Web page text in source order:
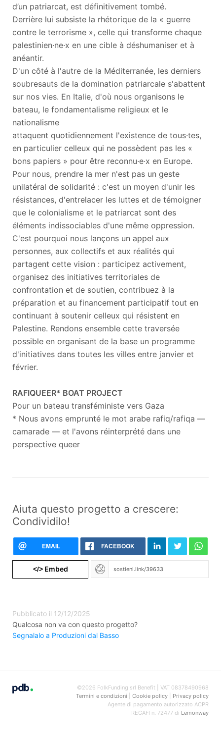
d’un patriarcat, est définitivement tombé.
Derrière lui subsiste la rhétorique de la « guerre
contre le terrorisme », celle qui transforme chaque
palestinien·ne·x en une cible à déshumaniser et à
anéantir.
D'un côté à l'autre de la Méditerranée, les derniers
soubresauts de la domination patriarcale s'abattent
sur nos vies. En Italie, d'où nous organisons le
bateau, le fondamentalisme religieux et le
nationalisme
attaquent quotidiennement l'existence de tous·tes,
en particulier celleux qui ne possèdent pas les «
bons papiers » pour être reconnu·e·x en Europe.
Pour nous, prendre la mer n'est pas un geste
unilatéral de solidarité : c'est un moyen d'unir les
résistances, d'entrelacer les luttes et de témoigner
que le colonialisme et le patriarcat sont des
éléments indissociables d'une même oppression.
C'est pourquoi nous lançons un appel aux
personnes, aux collectifs et aux réalités qui
partagent cette vision : participez activement,
organisez des initiatives territoriales de
confrontation et de soutien, contribuez à la
préparation et au financement participatif tout en
continuant à soutenir celleux qui résistent en
Palestine. Rendons ensemble cette traversée
possible en organisant de la base un programme
d'initiatives dans toutes les villes entre janvier et
février.
RAFIQUEER* BOAT PROJECT
Pour un bateau transféministe vers Gaza
* Nous avons emprunté le mot arabe rafiq/rafiqa —
camarade — et l'avons réinterprété dans une
perspective queer
Aiuta questo progetto a crescere:
Condividilo!
EMAIL FACEBOOK
</>Embed
Pubblicato il 12/12/2025
Qualcosa non va con questo progetto?
Segnalalo a Produzioni dal Basso
©2026 FolkFunding srl Benefit | VAT 08378490968
Termini e condizioni
Cookie policy| Privacy policy
Agente di pagamento autorizzato ACPR
REGAFI n. 72477 di Lemonway